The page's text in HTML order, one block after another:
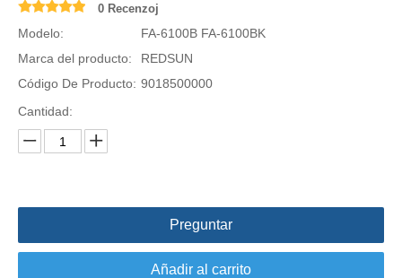
0 Recenzoj
Modelo:
FA-6100B FA-6100BK
Marca del producto:
REDSUN
Código De Producto: 9018500000
Cantidad:
Preguntar
Añadir al carrito